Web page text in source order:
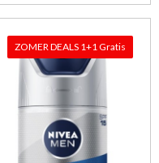
ZOMER DEALS 1+1 Gratis